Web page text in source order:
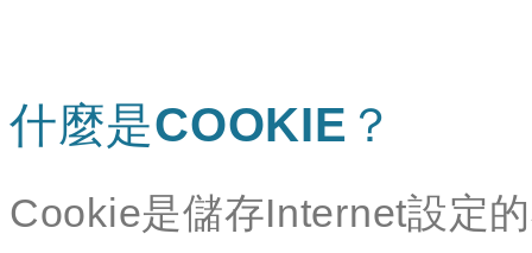
什麼是COOKIE？
Cookie是儲存Internet設定